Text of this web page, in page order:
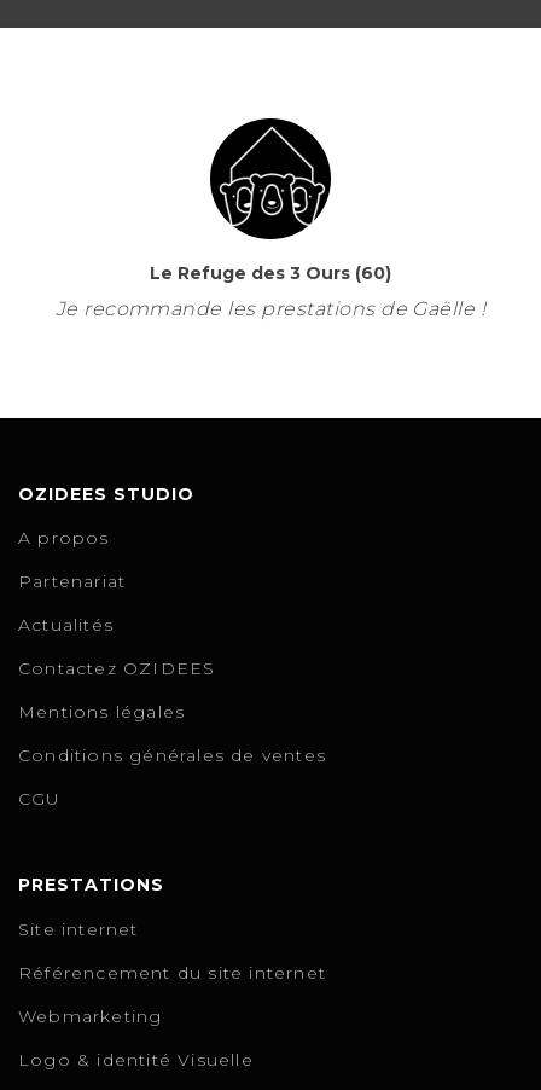
Le Refuge des 3 Ours (60)
Je recommande les prestations de Gaëlle !
OZIDEES STUDIO
A propos
Partenariat
Actualités
Contactez OZIDEES
Mentions légales
Conditions générales de ventes
CGU
PRESTATIONS
Site internet
Référencement du site internet
Webmarketing
Logo & identité Visuelle